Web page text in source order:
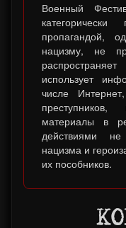
Военный
пропагандой,
нацизму, не
использует
числе
материалы в
действиями не
нацизма и
их пособников.